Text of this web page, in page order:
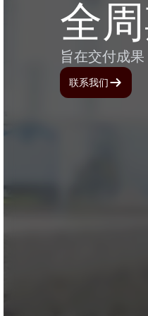
全
旨在交付成果
联系我们